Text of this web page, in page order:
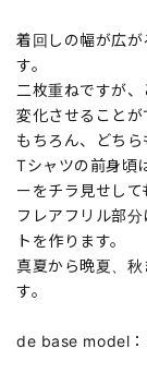
着回しの幅が広
す。
二枚重ねですが
変化させることが
もちろん、どちら
Tシャツの前身頃
ーをチラ見せして
フレアフリル部
トを作ります。
真夏から晩夏、
す。
de base model